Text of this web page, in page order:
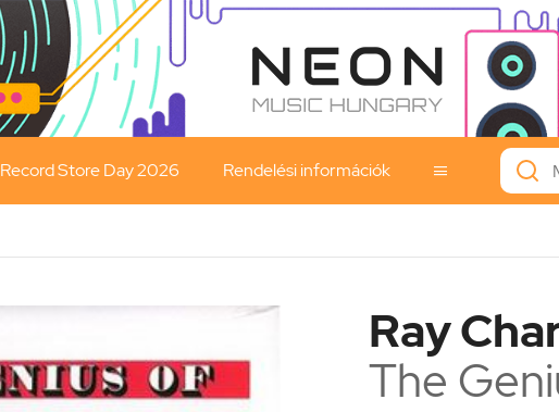
Record Store Day 2026 Rendelési információk 
Ray
The